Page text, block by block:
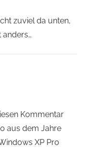
zuviel da unten,
anders…
Kommentar
aus dem Jahre
XP Pro